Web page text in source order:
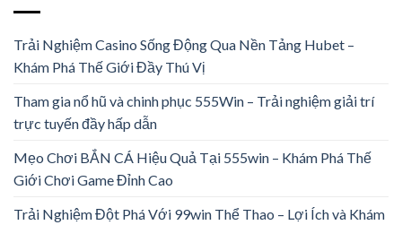
Trải Nghiệm Casino Sống Động Qua Nền Tảng Hubet –
Khám Phá Thế Giới Đầy Thú Vị
Tham gia nổ hũ và chinh phục 555Win – Trải nghiệm giải trí
trực tuyến đầy hấp dẫn
Mẹo Chơi BẮN CÁ Hiệu Quả Tại 555win – Khám Phá Thế
Giới Chơi Game Đỉnh Cao
Trải Nghiệm Đột Phá Với 99win Thể Thao – Lợi Ích và Khám